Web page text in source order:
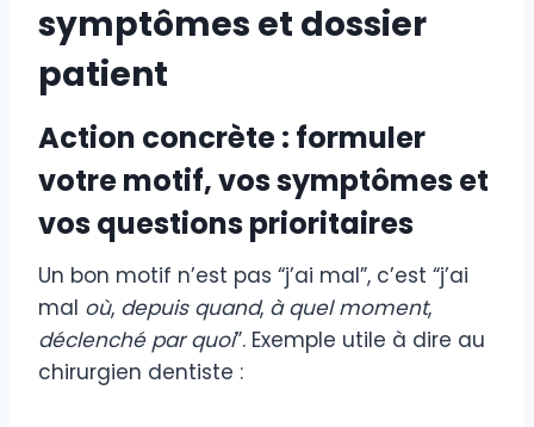
symptômes et dossier
patient
Action concrète : formuler
votre motif, vos symptômes et
vos questions prioritaires
Un bon motif n’est pas “j’ai mal”, c’est “j’ai
mal où, depuis quand, à quel moment,
déclenché par quoi”. Exemple utile à dire au
chirurgien dentiste :